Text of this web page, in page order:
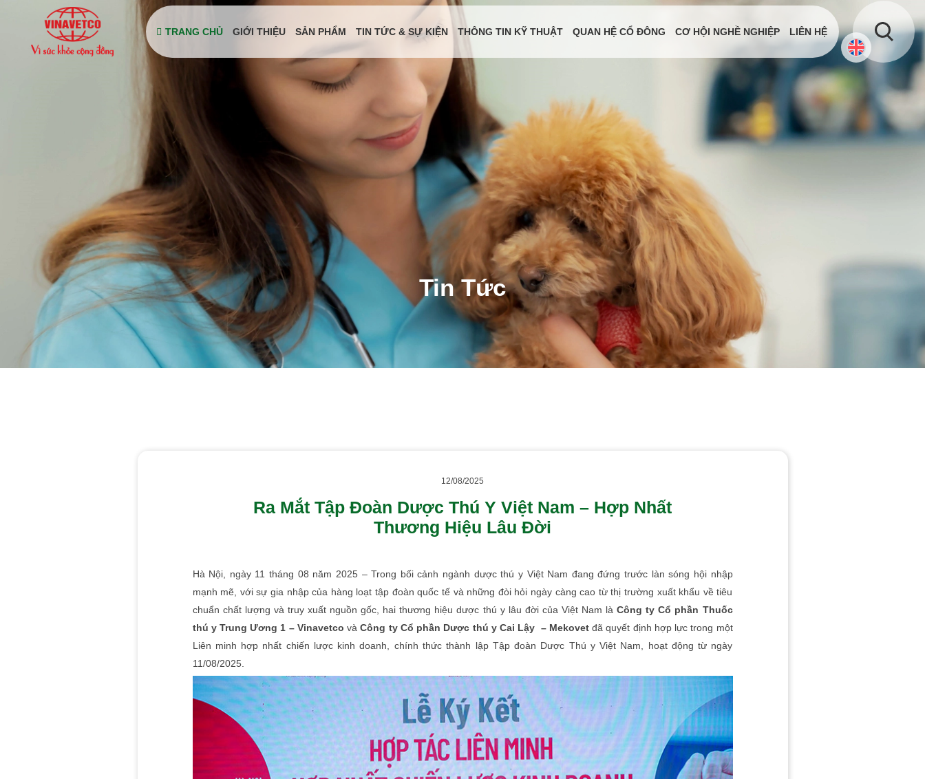
TRANG CHỦ GIỚI THIỆU SẢN PHẨM TIN TỨC & SỰ KIỆN THÔNG TIN KỸ THUẬT QUAN HỆ CỔ ĐÔNG CƠ HỘI NGHỀ NGHIỆP LIÊN HỆ
Tin Tức
12/08/2025
Ra Mắt Tập Đoàn Dược Thú Y Việt Nam – Hợp Nhất
Thương Hiệu Lâu Đời
Hà Nội, ngày 11 tháng 08 năm 2025 – Trong bối cảnh ngành dược thú y Việt Nam đang đứng trước làn sóng hội nhập
mạnh mẽ, với sự gia nhập của hàng loạt tập đoàn quốc tế và những đòi hỏi ngày càng cao từ thị trường xuất khẩu về tiêu
chuẩn chất lượng và truy xuất nguồn gốc, hai thương hiệu dược thú y lâu đời của Việt Nam làCông ty Cổ phần Thuốc
thú y Trung Ương 1 – Vinavetco vàCông ty Cổ phần Dược thú y Cai Lậy – Mekovetđã quyết định hợp lực trong một
Liên minh hợp nhất chiến lược kinh doanh, chính thức thành lập Tập đoàn Dược Thú y Việt Nam, hoạt động từ ngày
11/08/2025.